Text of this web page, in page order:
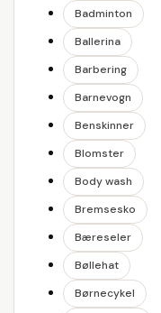
Badminton
Ballerina
Barbering
Barnevogn
Benskinner
Blomster
Body wash
Bremsesko
Bæreseler
Bøllehat
Børnecykel